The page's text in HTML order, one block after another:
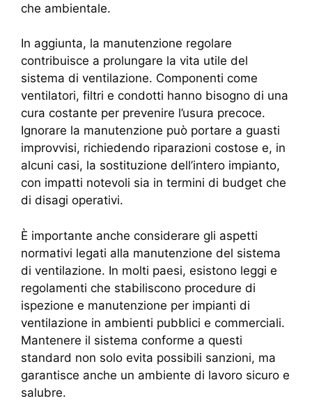
che ambientale.
In aggiunta, la manutenzione regolare
contribuisce a prolungare la vita utile del
sistema di ventilazione. Componenti come
ventilatori, filtri e condotti hanno bisogno di una
cura costante per prevenire l’usura precoce.
Ignorare la manutenzione può portare a guasti
improvvisi, richiedendo riparazioni costose e, in
alcuni casi, la sostituzione dell’intero impianto,
con impatti notevoli sia in termini di budget che
di disagi operativi.
È importante anche considerare gli aspetti
normativi legati alla manutenzione del sistema
di ventilazione. In molti paesi, esistono leggi e
regolamenti che stabiliscono procedure di
ispezione e manutenzione per impianti di
ventilazione in ambienti pubblici e commerciali.
Mantenere il sistema conforme a questi
standard non solo evita possibili sanzioni, ma
garantisce anche un ambiente di lavoro sicuro e
salubre.